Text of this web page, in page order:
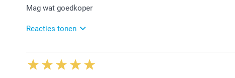
Nathalie @smartphoto
Mag wat goedkoper
Reacties tonen
16/02/2026
14:37
Dag Marielle,